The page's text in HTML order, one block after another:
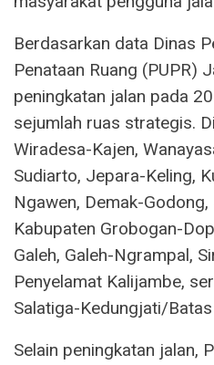
Berdasarkan data Dinas
Penataan Ruang (PUPR)
peningkatan jalan pada
sejumlah ruas strategis.
Wiradesa-Kajen,
Sudiarto, Jepara-Keling,
Ngawen, Demak-
Kabupaten Grobogan-
Galeh, Galeh-Ngrampal,
Penyelamat Kalijambe,
Salatiga-Kedungjati/
Selain peningkatan jalan,